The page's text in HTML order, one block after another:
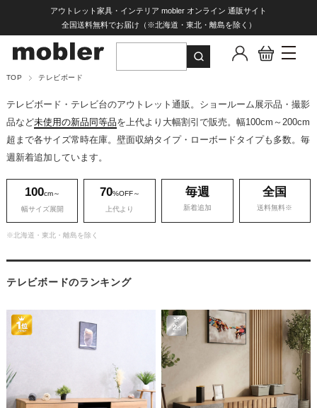
アウトレット家具・インテリア mobler オンライン 通販サイト
全国送料無料でお届け（※北海道・東北・離島を除く）
TOP テレビボード
テレビボード・テレビ台のアウトレット通販。ショールーム展示品・撮影
品など未使用の新品同等品を上代より大幅割引で販売。幅100cm～200cm
超まで各サイズ常時在庫。壁面収納タイプ・ローボードタイプも多数。毎
週新着追加しています。
100cm～
幅サイズ展開
70%OFF～
上代より
毎週
新着追加
全国
送料無料※
※北海道・東北・離島を除く
テレビボードのランキング